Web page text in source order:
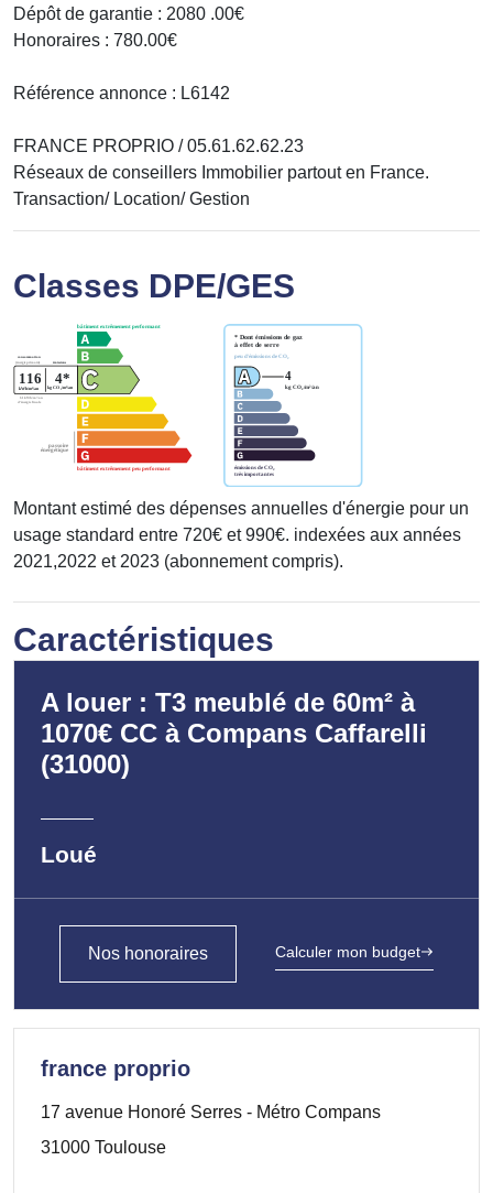
Dépôt de garantie : 2080 .00€
Honoraires : 780.00€
Référence annonce : L6142
FRANCE PROPRIO / 05.61.62.62.23
Réseaux de conseillers Immobilier partout en France.
Transaction/ Location/ Gestion
Classes DPE/GES
Montant estimé des dépenses annuelles d'énergie pour un
usage standard entre 720€ et 990€. indexées aux années
2021,2022 et 2023 (abonnement compris).
Caractéristiques
A louer : T3 meublé de 60m² à
1070€ CC à Compans Caffarelli
(31000)
Loué
Nos honoraires Calculer mon budget
france proprio
17 avenue Honoré Serres - Métro Compans
31000 Toulouse